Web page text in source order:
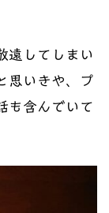
遠してしまい
思いきや、プ
も含んでいて